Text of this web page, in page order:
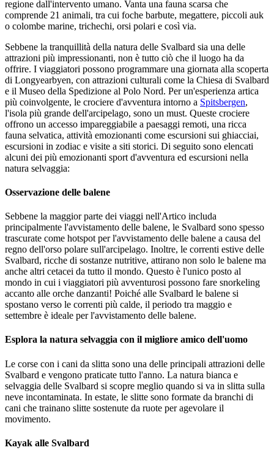
regione dall'intervento umano. Vanta una fauna scarsa che
comprende 21 animali, tra cui foche barbute, megattere, piccoli auk
o colombe marine, trichechi, orsi polari e così via.
Sebbene la tranquillità della natura delle Svalbard sia una delle
attrazioni più impressionanti, non è tutto ciò che il luogo ha da
offrire. I viaggiatori possono programmare una giornata alla scoperta
di Longyearbyen, con attrazioni culturali come la Chiesa di Svalbard
e il Museo della Spedizione al Polo Nord. Per un'esperienza artica
più coinvolgente, le crociere d'avventura intorno a Spitsbergen,
l'isola più grande dell'arcipelago, sono un must. Queste crociere
offrono un accesso impareggiabile a paesaggi remoti, una ricca
fauna selvatica, attività emozionanti come escursioni sui ghiacciai,
escursioni in zodiac e visite a siti storici. Di seguito sono elencati
alcuni dei più emozionanti sport d'avventura ed escursioni nella
natura selvaggia:
Osservazione delle balene
Sebbene la maggior parte dei viaggi nell'Artico includa
principalmente l'avvistamento delle balene, le Svalbard sono spesso
trascurate come hotspot per l'avvistamento delle balene a causa del
regno dell'orso polare sull'arcipelago. Inoltre, le correnti estive delle
Svalbard, ricche di sostanze nutritive, attirano non solo le balene ma
anche altri cetacei da tutto il mondo. Questo è l'unico posto al
mondo in cui i viaggiatori più avventurosi possono fare snorkeling
accanto alle orche danzanti! Poiché alle Svalbard le balene si
spostano verso le correnti più calde, il periodo tra maggio e
settembre è ideale per l'avvistamento delle balene.
Esplora la natura selvaggia con il migliore amico dell'uomo
Le corse con i cani da slitta sono una delle principali attrazioni delle
Svalbard e vengono praticate tutto l'anno. La natura bianca e
selvaggia delle Svalbard si scopre meglio quando si va in slitta sulla
neve incontaminata. In estate, le slitte sono formate da branchi di
cani che trainano slitte sostenute da ruote per agevolare il
movimento.
Kayak alle Svalbard